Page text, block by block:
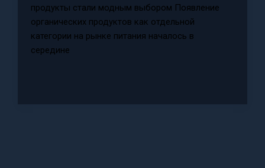
продукты стали модным выбором Появление
органических продуктов как отдельной
категории на рынке питания началось в
середине